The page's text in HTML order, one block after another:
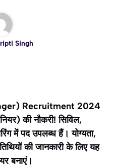
Singh
Recruitment 2024
की नौकरी! सिविल,
में पद उपलब्ध हैं। योग्यता,
की जानकारी के लिए यह
बनाएं।